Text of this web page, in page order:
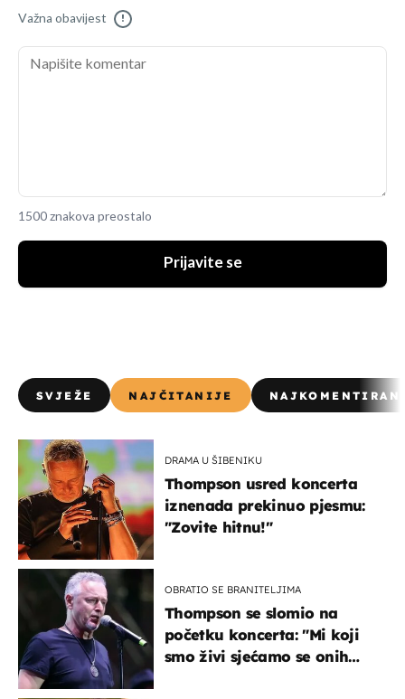
Važna obavijest !
1500 znakova preostalo
Prijavite se
SVJEŽE NAJČITANIJE
DRAMA U ŠIBENIKU
Thompson usred koncerta
iznenada prekinuo pjesmu:
"Zovite hitnu!"
OBRATIO SE BRANITELJIMA
Thompson se slomio na
početku koncerta: "Mi koji
smo živi sjećamo se onih